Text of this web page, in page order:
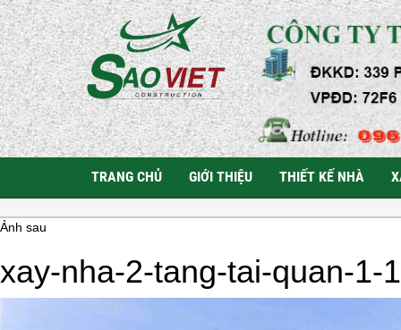
TRANG CHỦ GIỚI THIỆU THIẾT KẾ NHÀ
Ảnh sau
xay-nha-2-tang-tai-quan-1-1